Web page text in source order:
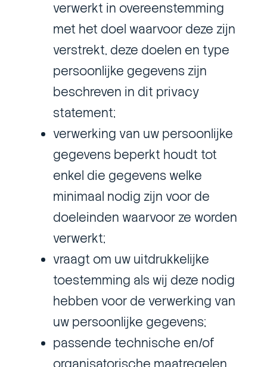
verwerkt in overeenstemming
met het doel waarvoor deze zijn
verstrekt, deze doelen en type
persoonlijke gegevens zijn
beschreven in dit privacy
statement;
verwerking van uw persoonlijke
gegevens beperkt houdt tot
enkel die gegevens welke
minimaal nodig zijn voor de
doeleinden waarvoor ze worden
verwerkt;
vraagt om uw uitdrukkelijke
toestemming als wij deze nodig
hebben voor de verwerking van
uw persoonlijke gegevens;
passende technische en/of